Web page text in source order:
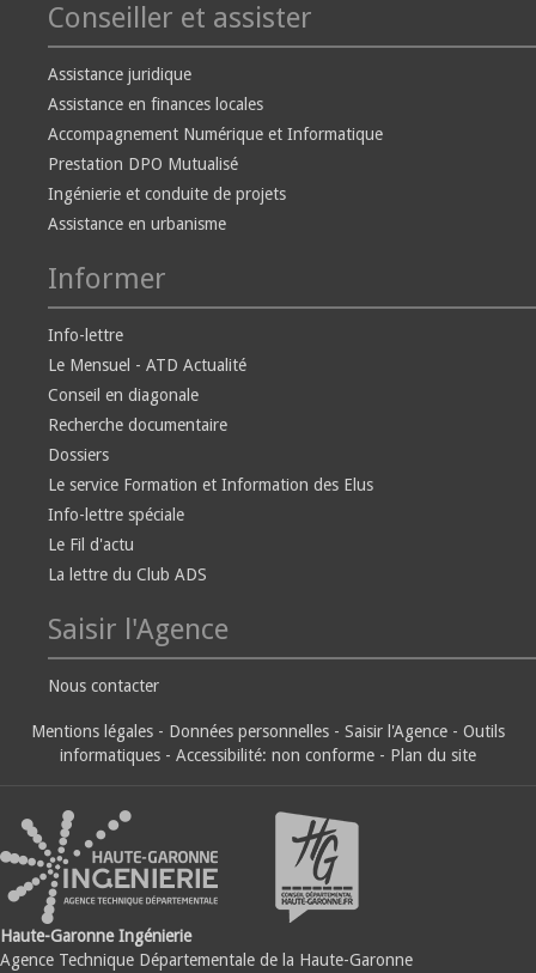
Conseiller et assister
Assistance juridique
Assistance en finances locales
Accompagnement Numérique et Informatique
Prestation DPO Mutualisé
Ingénierie et conduite de projets
Assistance en urbanisme
Informer
Info-lettre
Le Mensuel - ATD Actualité
Conseil en diagonale
Recherche documentaire
Dossiers
Le service Formation et Information des Elus
Info-lettre spéciale
Le Fil d'actu
La lettre du Club ADS
Saisir l'Agence
Nous contacter
Mentions légales - Données personnelles - Saisir l'Agence - Outils
informatiques - Accessibilité: non conforme - Plan du site
Haute-Garonne Ingénierie
Agence Technique Départementale de la Haute-Garonne